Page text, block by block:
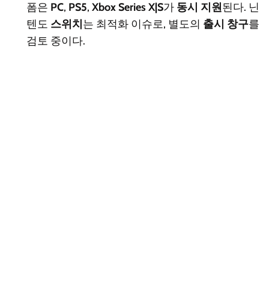
폼은 PC, PS5, Xbox Series X|S가 동시 지원된다. 닌
텐도 스위치 는 최적화 이슈로, 별도의 출시 창구를
검토 중이다.